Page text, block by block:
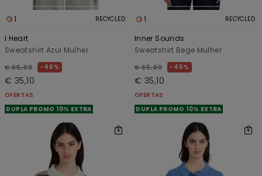
1 RECYCLED
I Heart
Sweatshirt Azul Mulher
€ 65,00 46%
€ 35,10
OFERTAS
DUPLA PROMO 10% EXTRA
1 RECYCLED
Inner Sounds
Sweatshirt Bege Mulher
€ 65,00 46%
€ 35,10
OFERTAS
DUPLA PROMO 10% EXTRA